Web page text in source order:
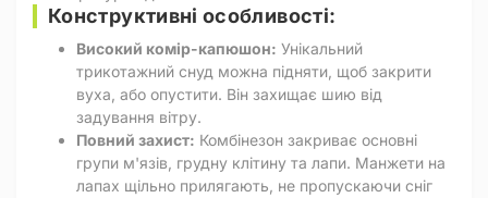
Конструктивні особливості:
Високий комір-капюшон: Унікальний
трикотажний снуд можна підняти, щоб закрити
вуха, або опустити. Він захищає шию від
задування вітру.
Повний захист: Комбінезон закриває основні
групи м'язів, грудну клітину та лапи. Манжети на
лапах щільно прилягають, не пропускаючи сніг